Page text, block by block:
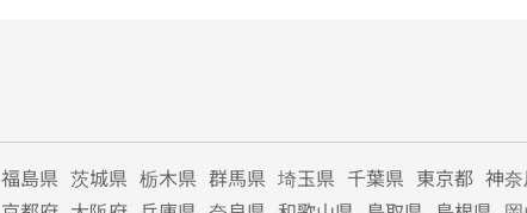
福島県 茨城県 栃木県 群馬県 埼玉県 千葉県 東京都 神